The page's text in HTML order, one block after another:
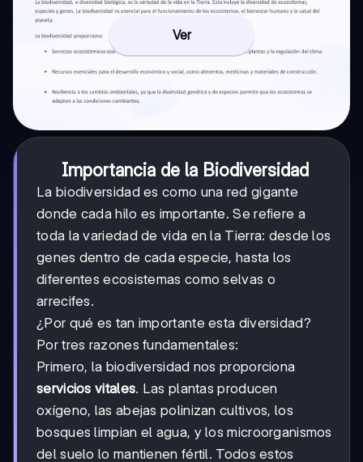
Ver
Importancia de la Biodiversidad
La biodiversidad es como una red gigante
donde cada hilo es importante. Se refiere a
toda la variedad de vida en la Tierra: desde los
genes dentro de cada especie, hasta los
diferentes ecosistemas como selvas o
arrecifes.
¿Por qué es tan importante esta diversidad?
Por tres razones fundamentales:
Primero, la biodiversidad nos proporciona
servicios vitales. Las plantas producen
oxígeno, las abejas polinizan cultivos, los
bosques limpian el agua, y los microorganismos
del suelo lo mantienen fértil. Todos estos